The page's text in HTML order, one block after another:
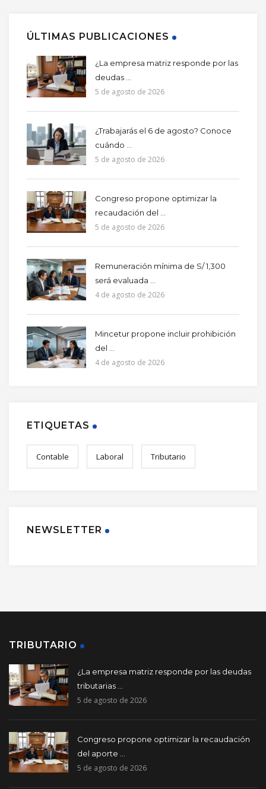
ÚLTIMAS PUBLICACIONES
¿La empresa matriz responde por las
deudas ...
5 de agosto de 2026
¿Trabajarás el 6 de agosto? Conoce
cuándo ...
5 de agosto de 2026
Congreso propone optimizar la
recaudación del ...
5 de agosto de 2026
Remuneración mínima de S/ 1,300
será evaluada ...
4 de agosto de 2026
Mincetur propone incluir prohibición
del ...
4 de agosto de 2026
ETIQUETAS
Contable Laboral Tributario
NEWSLETTER
TRIBUTARIO
¿La empresa matriz responde por las deudas
tributarias ...
5 de agosto de 2026
Congreso propone optimizar la recaudación
del aporte ...
5 de agosto de 2026